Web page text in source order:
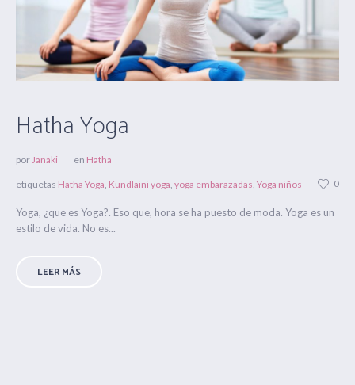
Hatha Yoga
por Janaki en Hatha
etiquetas Hatha Yoga Kundlaini yoga yoga embarazadas Yoga niños 0
Yoga, ¿que es Yoga?. Eso que, hora se ha puesto de moda. Yoga es un
estilo de vida. No es...
LEER MÁS